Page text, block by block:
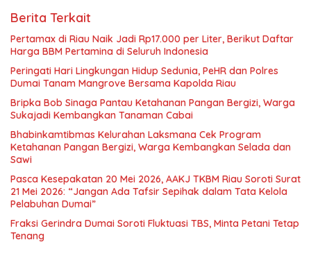
Berita Terkait
Pertamax di Riau Naik Jadi Rp17.000 per Liter, Berikut Daftar
Harga BBM Pertamina di Seluruh Indonesia
Peringati Hari Lingkungan Hidup Sedunia, PeHR dan Polres
Dumai Tanam Mangrove Bersama Kapolda Riau
Bripka Bob Sinaga Pantau Ketahanan Pangan Bergizi, Warga
Sukajadi Kembangkan Tanaman Cabai
Bhabinkamtibmas Kelurahan Laksmana Cek Program
Ketahanan Pangan Bergizi, Warga Kembangkan Selada dan
Sawi
Pasca Kesepakatan 20 Mei 2026, AAKJ TKBM Riau Soroti Surat
21 Mei 2026: “Jangan Ada Tafsir Sepihak dalam Tata Kelola
Pelabuhan Dumai”
Fraksi Gerindra Dumai Soroti Fluktuasi TBS, Minta Petani Tetap
Tenang